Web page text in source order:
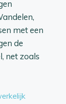
met een
de
net zoals